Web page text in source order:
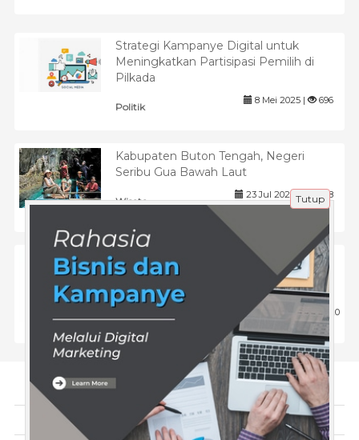
Strategi Kampanye Digital untuk
Meningkatkan Partisipasi Pemilih di
Pilkada
Politik
8 Mei 2025 | 696
Kabupaten Buton Tengah, Negeri
Seribu Gua Bawah Laut
Wisata
23 Jul 2024 | 1078
Menggali Lebih Dalam: Profil Gandung
Pardiman (Golkar) Daerah Pemilihan DI
Yogyakarta
Politik
4 Jun 2025 | 720
Tentang Kami
Artikel
Tutup